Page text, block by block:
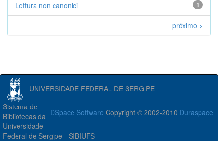
1
Lettura non canonici
próximo >
UNIVERSIDADE FEDERAL DE SERGIPE
DSpace Software Copyright © 2002-2010 Duraspace
Sistema de
Bibliotecas da
Universidade
Federal de Sergipe - SIBIUFS